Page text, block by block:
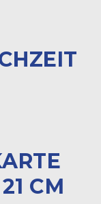
H
B
CM